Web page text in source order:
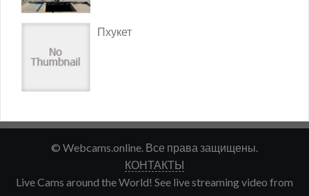
Пхукет
© Webcams.online. Все права защищены.
КОНТАКТЫ
Live Cams around the World! See live streaming video from